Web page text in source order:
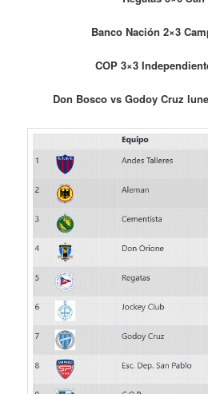
Banco Nación 2×3
COP 3×3
Don Bosco vs Godoy Cruz